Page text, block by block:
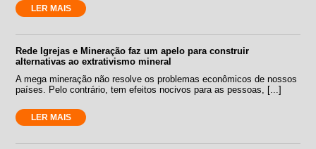
LER MAIS
Rede Igrejas e Mineração faz um apelo para construir
alternativas ao extrativismo mineral
A mega mineração não resolve os problemas econômicos de nossos
países. Pelo contrário, tem efeitos nocivos para as pessoas, [...]
LER MAIS